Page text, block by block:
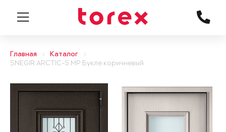
Главная
Каталог
SNEGIR ARCTIC-S MP Букле коричневый